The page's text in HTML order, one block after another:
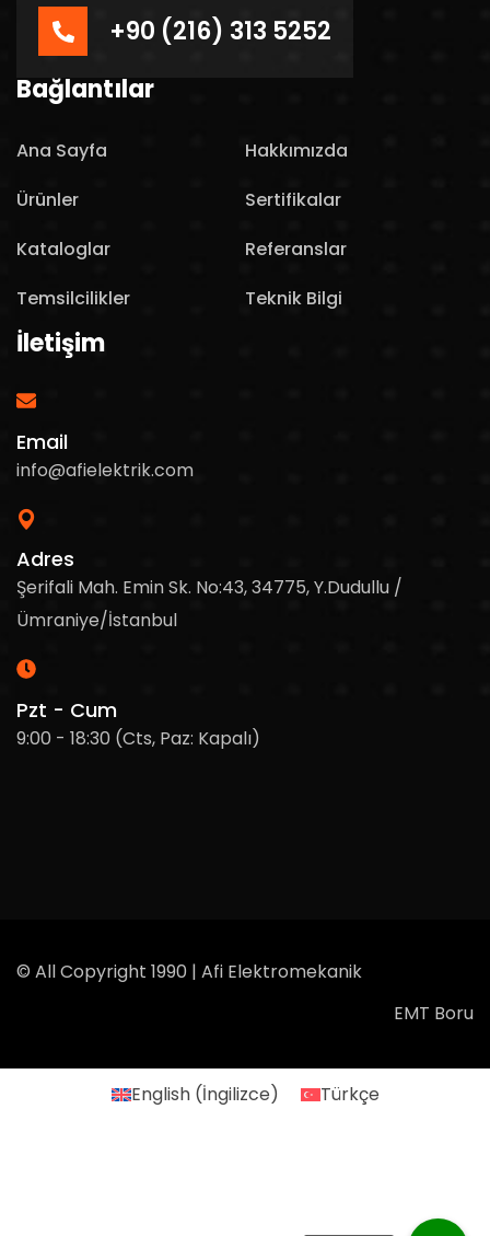
+90 (216) 313 5252
Bağlantılar
Ana Sayfa
Hakkımızda
Ürünler
Sertifikalar
Kataloglar
Referanslar
Temsilcilikler
Teknik Bilgi
İletişim
Email
info@afielektrik.com
Adres
Şerifali Mah. Emin Sk. No:43, 34775, Y.Dudullu /
Ümraniye/İstanbul
Pzt - Cum
9:00 - 18:30 (Cts, Paz: Kapalı)
© All Copyright 1990 | Afi Elektromekanik
EMT Boru
English(İngilizce) Türkçe